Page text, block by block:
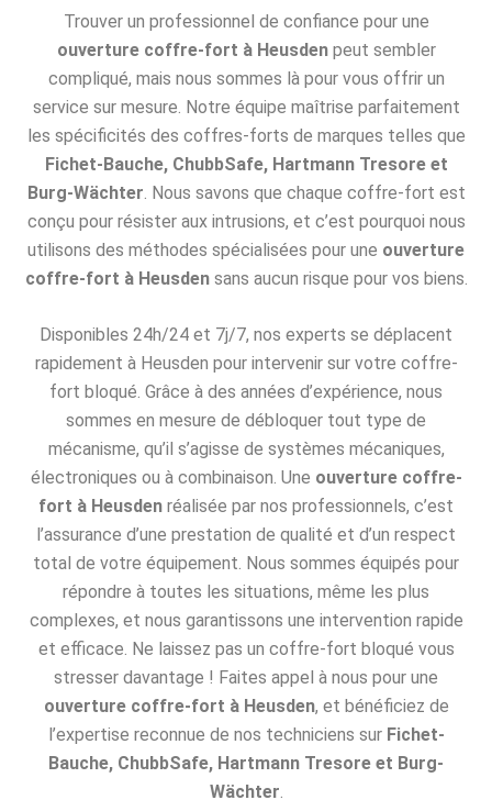
Trouver un professionnel de confiance pour une
ouverture coffre-fort à Heusdenpeut sembler
compliqué, mais nous sommes là pour vous offrir un
service sur mesure. Notre équipe maîtrise parfaitement
les spécificités des coffres-forts de marques telles que
Fichet-Bauche, ChubbSafe, Hartmann Tresore et
Burg-Wächter . Nous savons que chaque coffre-fort est
conçu pour résister aux intrusions, et c’est pourquoi nous
utilisons des méthodes spécialisées pour une ouverture
coffre-fort à Heusdensans aucun risque pour vos biens.
Disponibles 24h/24 et 7j/7, nos experts se déplacent
rapidement à Heusden pour intervenir sur votre coffre-
fort bloqué. Grâce à des années d’expérience, nous
sommes en mesure de débloquer tout type de
mécanisme, qu’il s’agisse de systèmes mécaniques,
électroniques ou à combinaison. Une ouverture coffre-
fort à Heusden réalisée par nos professionnels, c’est
l’assurance d’une prestation de qualité et d’un respect
total de votre équipement. Nous sommes équipés pour
répondre à toutes les situations, même les plus
complexes, et nous garantissons une intervention rapide
et efficace. Ne laissez pas un coffre-fort bloqué vous
stresser davantage ! Faites appel à nous pour une
ouverture coffre-fort à Heusden, et bénéficiez de
l’expertise reconnue de nos techniciens sur Fichet-
Bauche, ChubbSafe, Hartmann Tresore et Burg-
Wächter.